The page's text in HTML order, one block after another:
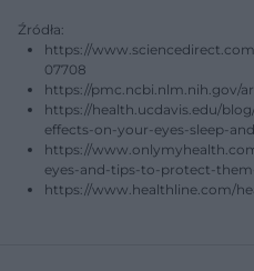
Źródła:
https://
07708
https://pmc.ncbi.nlm.nih.gov/
https://health.ucdavis.edu/
effects-on-your-eyes-sleep-
https://
eyes-and-tips-to-protect-them-
https://www.healthline.com/